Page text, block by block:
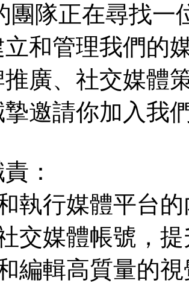
團隊正在尋找一
立和管理我們的
廣、社交媒體
邀請你加入我
：
執行媒體平台
交媒體帳號，
編輯高質量的